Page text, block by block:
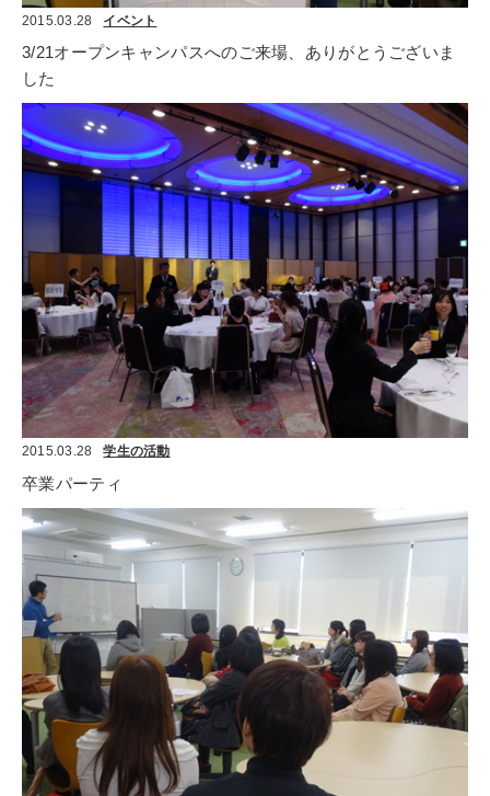
2015.03.28 イベント
3/21オープンキャンパスへのご来場、ありがとうございま
した
2015.03.28 学生の活動
卒業パーティ